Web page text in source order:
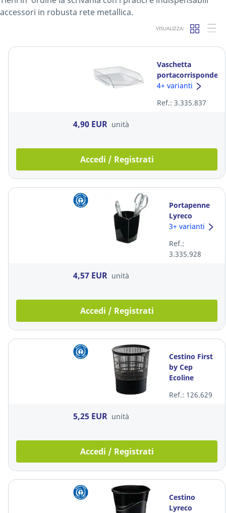
accessori in robusta rete metallica.
VISUALIZZA:
Vaschetta
Lyreco
trasparente
4+ varianti
Ref.: 3.335.837
4,90 EUR unità
Accedi / Registrati
Portapenne
Lyreco
polistirene
3+ varianti
Ref.:
3.335.928
4,57 EUR unità
Accedi / Registrati
Cestino First
by Cep
Ecoline
nero
Ref.: 126.629
5,25 EUR unità
Accedi / Registrati
Cestino
Lyreco